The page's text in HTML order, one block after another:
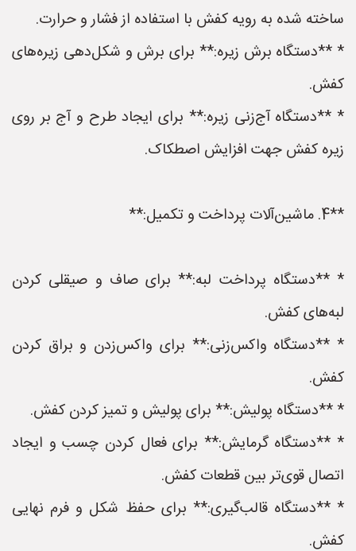
ساخته شده به رویه کفش با استفاده از فشار و حرارت.
* **دستگاه برش زیره:** برای برش و شکل‌دهی زیره‌های
کفش.
* **دستگاه آج‌زنی زیره:** برای ایجاد طرح و آج بر روی
زیره کفش جهت افزایش اصطکاک.
**4. ماشین‌آلات پرداخت و تکمیل:**
* **دستگاه پرداخت لبه:** برای صاف و صیقلی کردن
لبه‌های کفش.
* **دستگاه واکس‌زنی:** برای واکس‌زدن و براق کردن
کفش.
* **دستگاه پولیش:** برای پولیش و تمیز کردن کفش.
* **دستگاه گرمایش:** برای فعال کردن چسب و ایجاد
اتصال قوی‌تر بین قطعات کفش.
* **دستگاه قالب‌گیری:** برای حفظ شکل و فرم نهایی
کفش.